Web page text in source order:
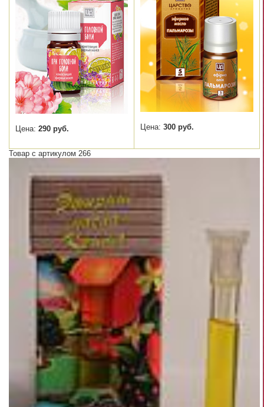
Цена: 290 руб. Цена: 300 руб.
Товар с артикулом 266